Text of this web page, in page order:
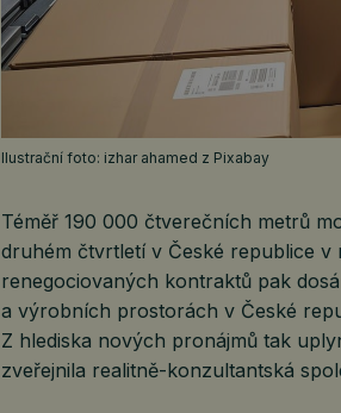
Ilustrační foto: izhar ahamed z Pixabay
Téměř 190 000 čtverečních metrů
druhém čtvrtletí v České republice
renegociovaných kontraktů pak
a výrobních prostorách v České
Z hlediska nových pronájmů tak
zveřejnila realitně-konzultantská